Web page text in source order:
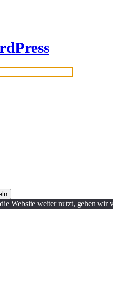
Website weiter nutzt, gehen wir